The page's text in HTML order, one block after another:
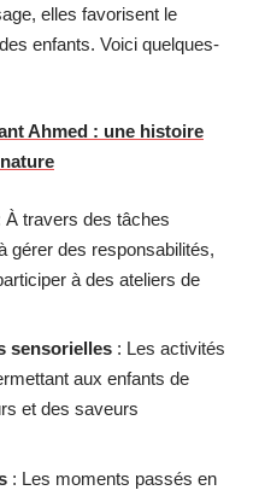
elles favorisent le
enfants. Voici quelques-
Ahmed : une histoire
À travers des tâches
gérer des responsabilités,
à des ateliers de
sensorielles : Les activités
aux enfants de
et des saveurs
: Les moments passés en